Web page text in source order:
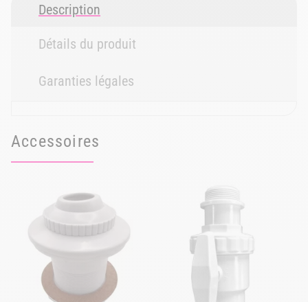
Description
Détails du produit
Garanties légales
Accessoires